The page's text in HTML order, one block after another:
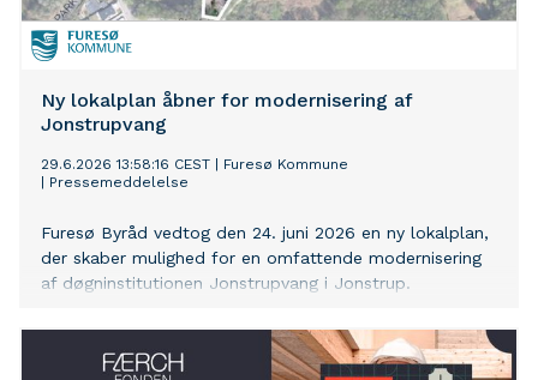
Ny lokalplan åbner for modernisering af
Jonstrupvang
29.6.2026 13:58:16 CEST
Furesø Kommune
Pressemeddelelse
Furesø Byråd vedtog den 24. juni 2026 en ny lokalplan,
der skaber mulighed for en omfattende modernisering
af døgninstitutionen Jonstrupvang i Jonstrup.